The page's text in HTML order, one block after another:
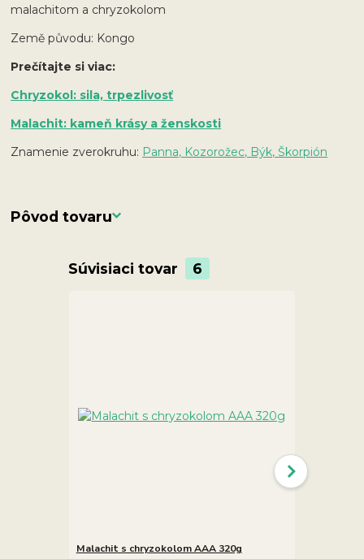
malachitom a chryzokolom
Země původu: Kongo
Prečítajte si viac:
Chryzokol: sila, trpezlivosť
Malachit: kameň krásy a ženskosti
Znamenie zverokruhu: Panna, Kozorožec, Býk, Škorpión
Pôvod tovaru
Súvisiaci tovar 6
Malachit s chryzokolom AAA 320g